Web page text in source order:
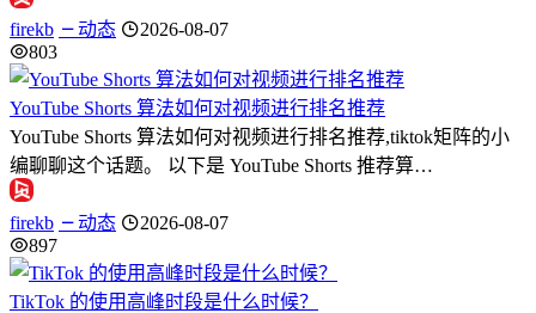
firekb 动态
2026-08-07
803
YouTube Shorts 算法如何对视频进行排名推荐
YouTube Shorts 算法如何对视频进行排名推荐,tiktok矩阵的小
编聊聊这个话题。 以下是 YouTube Shorts 推荐算…
firekb 动态
2026-08-07
897
TikTok 的使用高峰时段是什么时候？